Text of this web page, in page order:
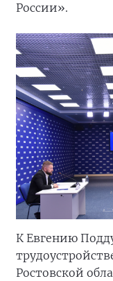
России».
К Евгению
Ростовской